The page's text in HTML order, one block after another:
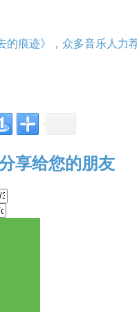
的痕迹》，众多音乐人力
享给您的朋友